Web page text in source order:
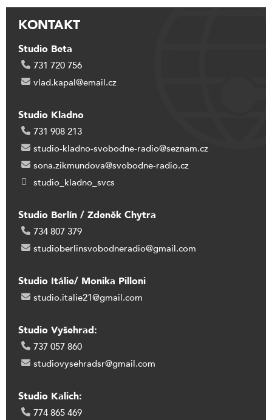
KONTAKT
Studio Beta
731 720 756
vlad.kapal@email.cz
Studio Kladno
731 908 213
studio-kladno-svobodne-radio@seznam.cz
sona.zikmundova@svobodne-radio.cz
studio_kladno_svcs
Studio Berlín / Zdeněk Chytra
734 807 379
studioberlinsvobodneradio@gmail.com
Studio Itálie/ Monika Pilloni
studio.italie21@gmail.com
Studio Vyšehrad:
737 057 860
studiovysehradsr@gmail.com
Studio Kalich:
774 865 469